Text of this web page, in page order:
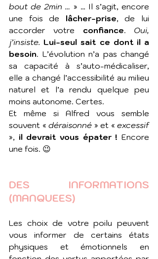
bout de 2min … » … Il s’agit, encore
une fois de lâcher-prise, de lui
accorder votre confiance. Oui,
j’insiste. Lui-seul sait ce dont il a
besoin. L’évolution n’a pas changé
sa capacité à s’auto-médicaliser,
elle a changé l’accessibilité au milieu
naturel et l’a rendu quelque peu
moins autonome. Certes.
Et même si Alfred vous semble
souvent « déraisonné » et « excessif
», il devrait vous épater ! Encore
une fois. 😉
DES INFORMATIONS
(MANQUEES)
Les choix de votre poilu peuvent
vous informer de certains états
physiques et émotionnels en